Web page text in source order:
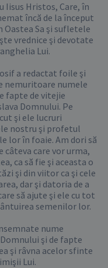
Iisus Hristos, Care, în
încă de la început
Sa şi sufletele
vrednice şi devotate
Lui.
a redactat foile şi
nemuritoare numele
fapte de vitejie
Domnului. Pe
şi ele lucruri
nostru şi profetul
lor în foaie. Am dori să
câteva care vor urma,
ca să fie şi aceasta o
şi din viitor ca şi cele
dar şi datoria de a
să ajute şi ele cu tot
semenilor lor.
nume
şi de fapte
şi râvna acelor sfinte
Lui.